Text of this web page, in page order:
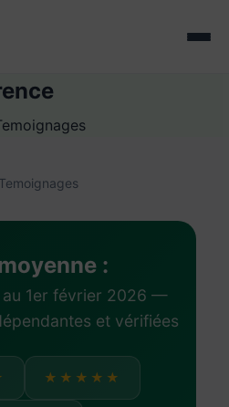
:
au 1er février 2026 —
et vérifiées
★★★★★